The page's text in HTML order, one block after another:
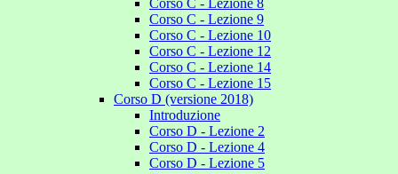
Corso C - Lezione 8
Corso C - Lezione 9
Corso C - Lezione 10
Corso C - Lezione 12
Corso C - Lezione 14
Corso C - Lezione 15
Corso D (versione 2018)
Introduzione
Corso D - Lezione 2
Corso D - Lezione 4
Corso D - Lezione 5